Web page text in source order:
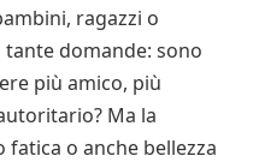
ragazzi o
domande: sono
più amico, più
Ma la
fatica o anche bellezza